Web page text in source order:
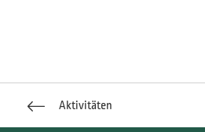
Aktivitäten